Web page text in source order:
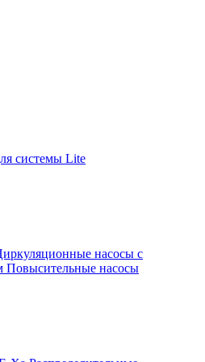
системы Lite
насосы с
Повысительные насосы